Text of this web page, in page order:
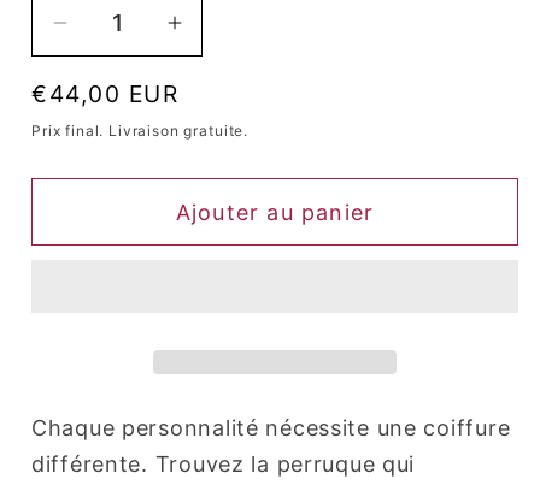
Réduire
quantité
de
Augmenter
quantité
de
Joker
Prix
habituel
€44,00 EUR
Prix ​​final. Livraison gratuite.
Ajouter au panier
Chaque personnalité nécessite une coiffure
différente. Trouvez la perruque qui